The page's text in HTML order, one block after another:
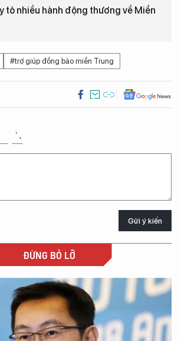
tỏ nhiều hành động thương về Miền
#trợ giúp đồng bào miền Trung
Gửi ý kiến
ĐỪNG BỎ LỠ